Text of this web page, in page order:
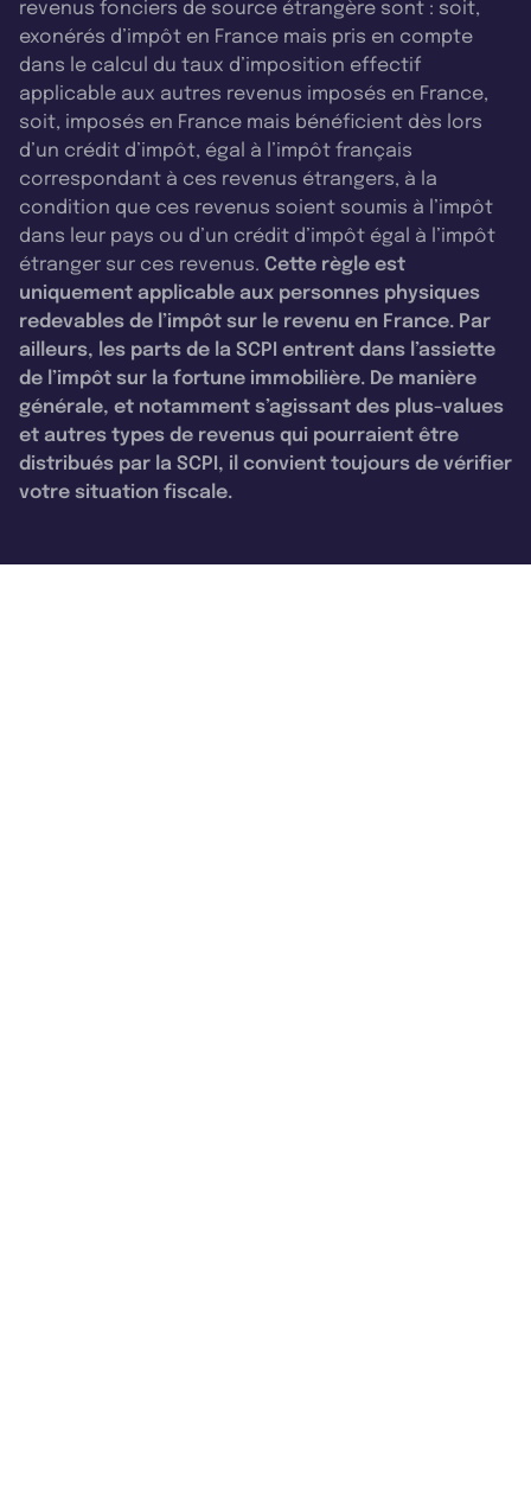
revenus fonciers de source étrangère sont : soit,
exonérés d’impôt en France mais pris en compte
dans le calcul du taux d’imposition effectif
applicable aux autres revenus imposés en France,
soit, imposés en France mais bénéficient dès lors
d’un crédit d’impôt, égal à l’impôt français
correspondant à ces revenus étrangers, à la
condition que ces revenus soient soumis à l’impôt
dans leur pays ou d’un crédit d’impôt égal à l’impôt
étranger sur ces revenus. Cette règle est
uniquement applicable aux personnes physiques
redevables de l’impôt sur le revenu en France. Par
ailleurs, les parts de la SCPI entrent dans l’assiette
de l’impôt sur la fortune immobilière. De manière
générale, et notamment s’agissant des plus-values
et autres types de revenus qui pourraient être
distribués par la SCPI, il convient toujours de vérifier
votre situation fiscale.